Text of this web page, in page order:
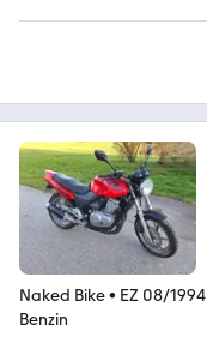
Naked Bike• EZ 08/1994
Benzin